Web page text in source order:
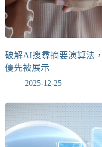
破解AI搜尋摘要演算法
優先被展示
2025-12-25